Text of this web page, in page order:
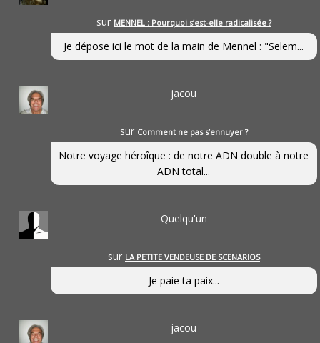
sur MENNEL : Pourquoi s’est-elle radicalisée ?
Je dépose ici le mot de la main de Mennel : "Selem...
jacou
sur Comment ne pas s’ennuyer ?
Notre voyage héroîque : de notre ADN double à notre
ADN total...
Quelqu'un
sur LA PETITE VENDEUSE DE SCENARIOS
Je paie ta paix...
jacou